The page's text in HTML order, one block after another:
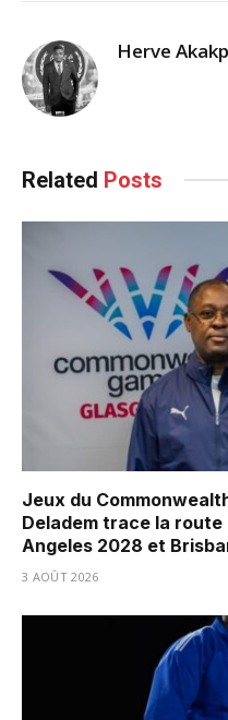
Herve
Related Posts
Jeux du
Deladem trace la
Angeles 2028 et
3 AOÛT 2026